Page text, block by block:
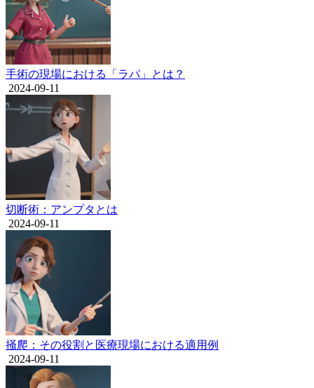
手術の現場における「ラパ」とは？
2024-09-11
切断術：アンプタとは
2024-09-11
掻爬：その役割と医療現場における適用例
2024-09-11